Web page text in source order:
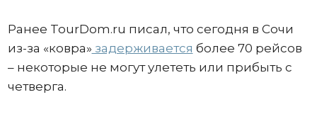
Ранее TourDom.ru писал, что сегодня в Сочи
из-за «ковра» задерживается более 70 рейсов
– некоторые не могут улететь или прибыть с
четверга.